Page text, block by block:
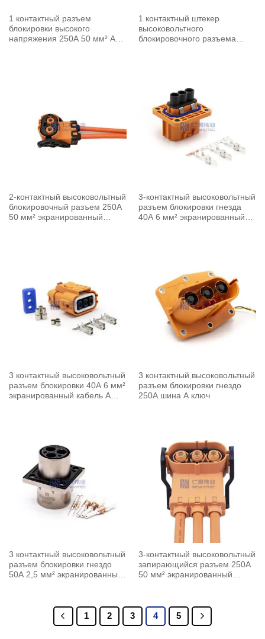
1 контактный разъем
блокировки высокого
напряжения 250A 50 мм² A
1 контактный штекер
высоковольтного
блокировочного разъема
2-контактный высоковольтный
блокировочный разъем 250A
50 мм² экранированный
3-контактный высоковольтный
разъем блокировки гнезда
40A 6 мм² экранированный
3 контактный высоковольтный
разъем блокировки 40A 6 мм²
экранированный кабель A
3 контактный высоковольтный
разъем блокировки гнездо
250A шина A ключ
3 контактный высоковольтный
разъем блокировки гнездо
50A 2,5 мм² экранированный
3-контактный высоковольтный
запирающийся разъем 250A
50 мм² экранированный
1 2 3 4 5